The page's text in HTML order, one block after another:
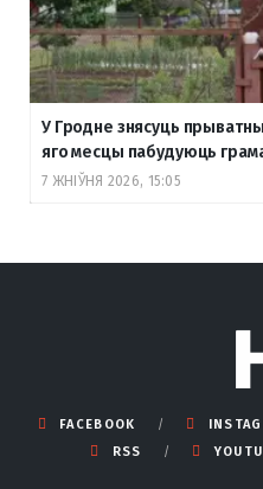
У Гродне знясуць
яго месцы пабудуюць
7 ЖНІЎНЯ 2026, 15:05
FACEBOOK
RSS